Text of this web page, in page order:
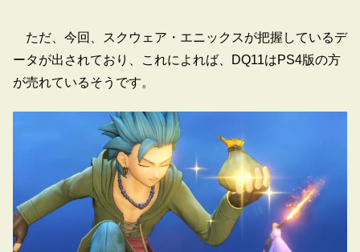
ただ、今回、スクウェア・エニックスが把握しているデ
ータが出されており、これによれば、DQ11はPS4版の方
が売れているそうです。